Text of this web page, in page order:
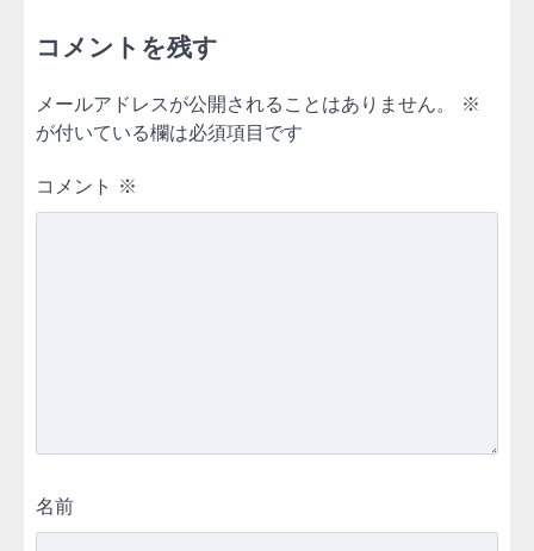
コメントを残す
メールアドレスが公開されることはありません。
※
が付いている欄は必須項目です
コメント ※
名前